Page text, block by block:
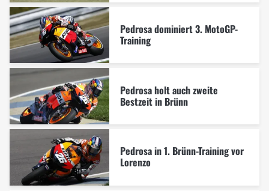
Pedrosa dominiert 3. MotoGP-
Training
Pedrosa holt auch zweite
Bestzeit in Brünn
Pedrosa in 1. Brünn-Training vor
Lorenzo